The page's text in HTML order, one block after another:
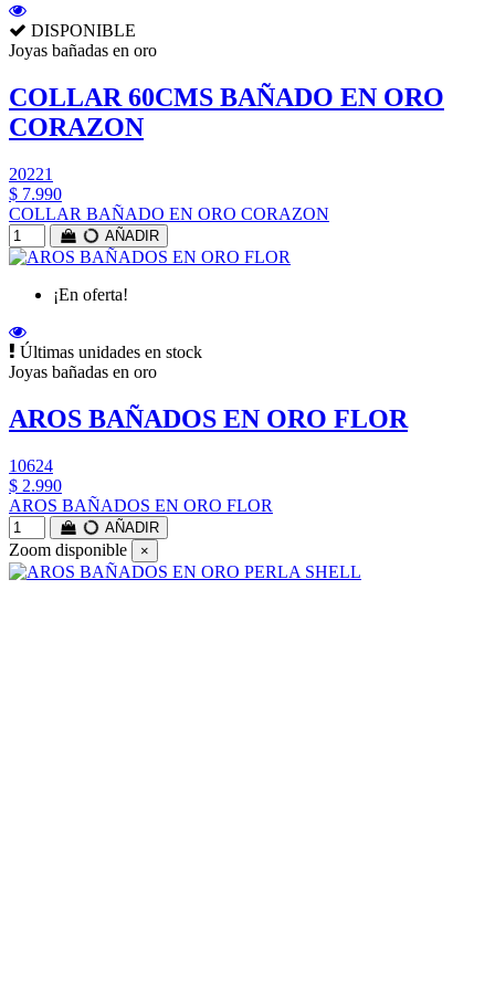
DISPONIBLE
Joyas bañadas en oro
COLLAR 60CMS BAÑADO EN ORO
CORAZON
20221
$ 7.990
COLLAR BAÑADO EN ORO CORAZON
AÑADIR
¡En oferta!
Últimas unidades en stock
Joyas bañadas en oro
AROS BAÑADOS EN ORO FLOR
10624
$ 2.990
AROS BAÑADOS EN ORO FLOR
AÑADIR
Zoom disponible ×